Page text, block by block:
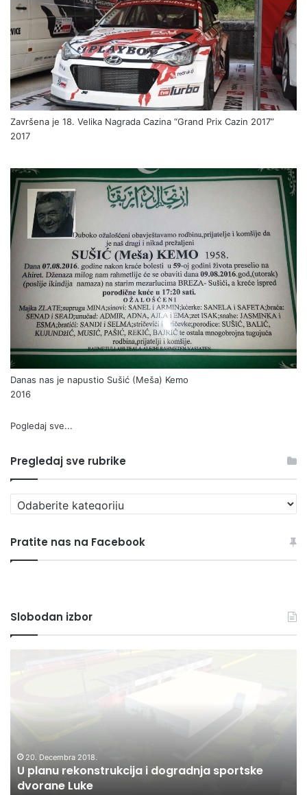
Završena je 18. Velika Nagrada Cazina “Grand Prix Cazin 2017”
2017
Danas nas je napustio Sušić (Meša) Kemo
2016
Pogledaj sve...
Pregledaj sve rubrike
Pregledaj
sve
Pratite nas na Facebook
Slobodan izbor
dogradnja
sportske
dvorane
Luke20. Decembra 2018.
U planu rekonstrukcija i dogradnja sportske
dvorane Luke